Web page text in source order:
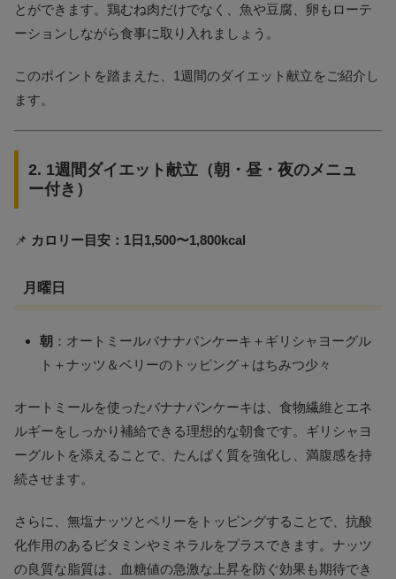
とができます。鶏むね肉だけでなく、魚や豆腐、卵もローテ
ーションしながら食事に取り入れましょう。
このポイントを踏まえた、1週間のダイエット献立をご紹介し
ます。
2. 1週間ダイエット献立（朝・昼・夜のメニュ
ー付き）
📌 カロリー目安：1日1,500〜1,800kcal
月曜日
朝 ：オートミールバナナパンケーキ＋ギリシャヨーグル
ト＋ナッツ＆ベリーのトッピング＋はちみつ少々
オートミールを使ったバナナパンケーキは、食物繊維とエネ
ルギーをしっかり補給できる理想的な朝食です。ギリシャヨ
ーグルトを添えることで、たんぱく質を強化し、満腹感を持
続させます。
さらに、無塩ナッツとベリーをトッピングすることで、抗酸
化作用のあるビタミンやミネラルをプラスできます。ナッツ
の良質な脂質は、血糖値の急激な上昇を防ぐ効果も期待でき